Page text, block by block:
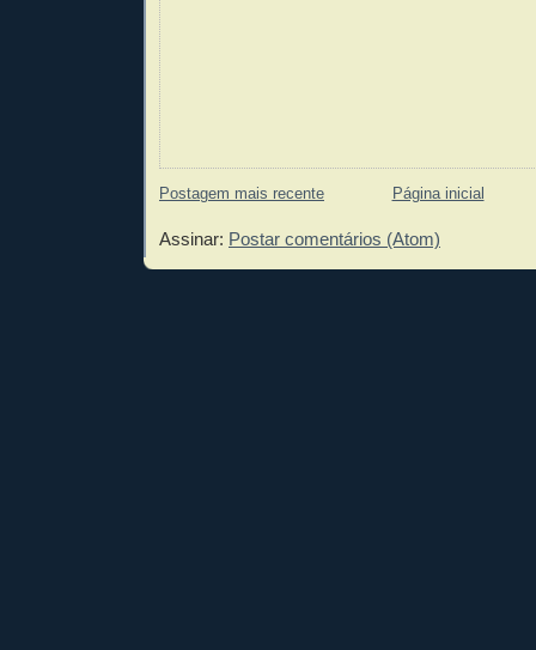
Postagem mais recente Página inicial
Assinar: Postar comentários (Atom)